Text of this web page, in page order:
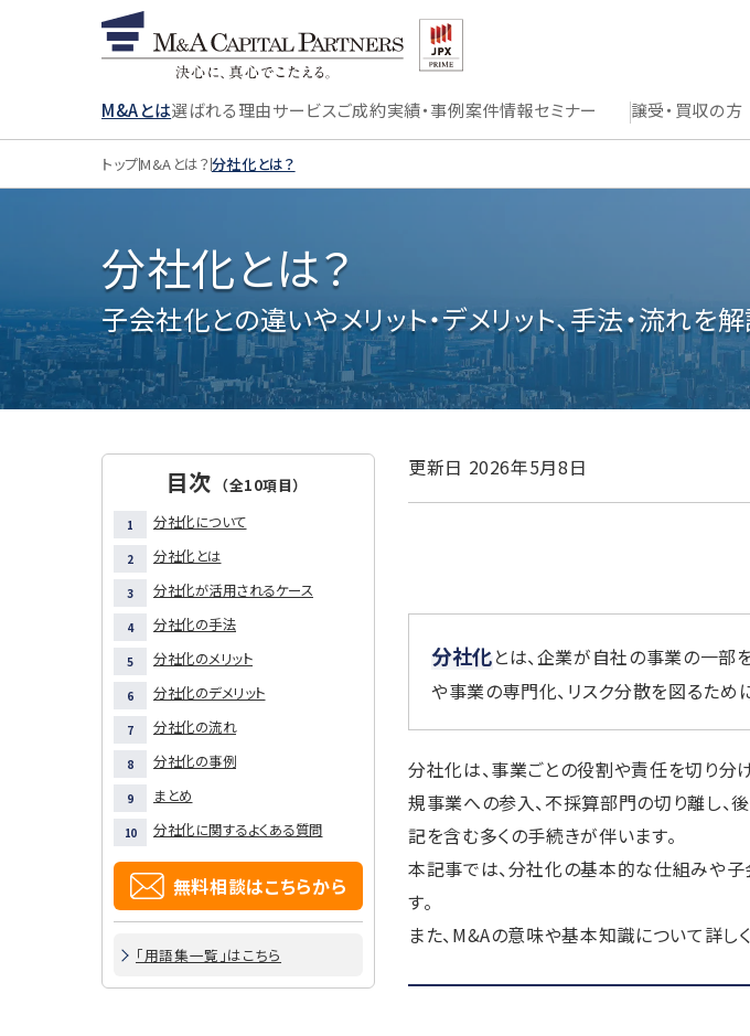
M&Aとは選ばれる理由サービスご成約実績・事例案件情報セミナー 譲受・買収の方
トップM&Aとは？分社化とは？
分社化とは？
子会社化との違いやメリット・デメリット、手法・流れを
目次 （全10項目）
分社化について
分社化とは
分社化が活用されるケース
分社化の手法
分社化のメリット
分社化のデメリット
分社化の流れ
分社化の事例
まとめ
分社化に関するよくある質問
無料相談はこちらから
「用語集一覧」はこちら
更新日 2026年5月8日
分社化とは、企業が自社の事業の一部
や事業の専門化、リスク分散を図るた
分社化は、事業ごとの役割や責任を切り分
規事業への参入、不採算部門の切り離し、
記を含む多くの手続きが伴います。
本記事では、分社化の基本的な仕組みや子
す。
また、M&Aの意味や基本知識について詳し